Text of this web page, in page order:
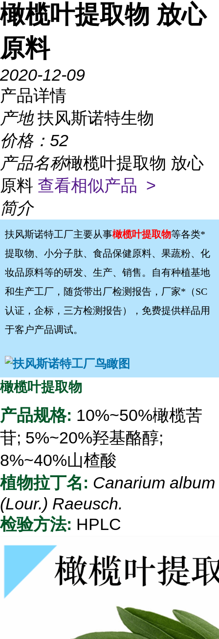
橄榄叶提取物 放心
原料
2020-12-09
产品详情
产地 扶风斯诺特生物
价格： 52
产品名称橄榄叶提取物 放心
原料 查看相似产品 >
简介
扶风斯诺特工厂主要从事橄榄叶提取物等各类*
提取物、小分子肽、食品保健原料、果蔬粉、化
妆品原料等的研发、生产、销售。自有种植基地
和生产工厂，随货带出厂检测报告，厂家*（SC
认证，企标，三方检测报告），免费提供样品用
于客户产品调试。
橄榄叶提取物
产品规格: 10%~50%橄榄苦
苷; 5%~20%羟基酪醇;
8%~40%山楂酸
植物拉丁名: Canarium album
(Lour.) Raeusch.
检验方法: HPLC